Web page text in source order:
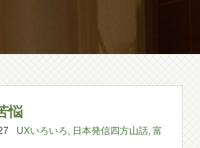
悩
UXいろいろ, 日本発信四方山話,富